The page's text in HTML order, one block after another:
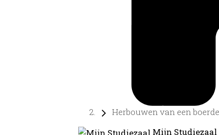
Herbouwen van een
Mijn